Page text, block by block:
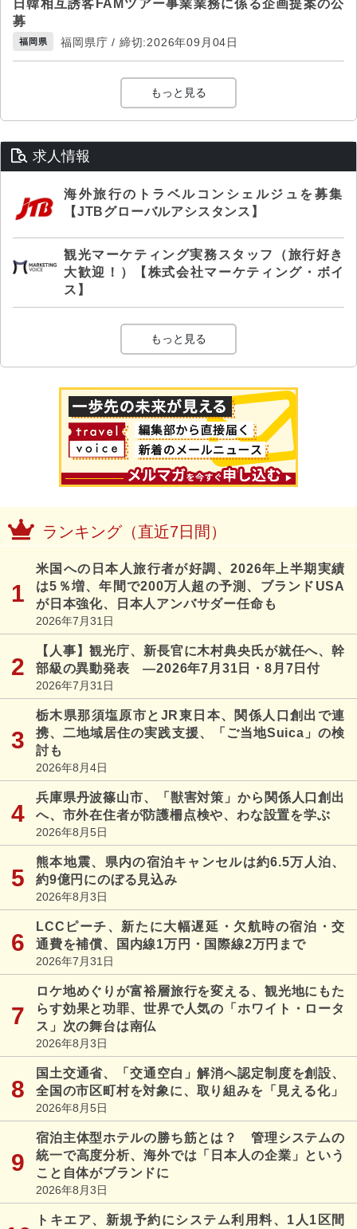
日韓相互誘客FAMツアー事業業務に係る企画提案の公
募
福岡県 福岡県庁 / 締切:2026年09月04日
もっと見る
求人情報
海外旅行のトラベルコンシェルジュを募集
【JTBグローバルアシスタンス】
観光マーケティング実務スタッフ（旅行好き
大歓迎！）【株式会社マーケティング・ボイ
ス】
もっと見る
ランキング（直近7日間）
米国への日本人旅行者が好調、2026年上半期実績
は5％増、年間で200万人超の予測、ブランドUSA
が日本強化、日本人アンバサダー任命も
2026年7月31日
【人事】観光庁、新長官に木村典央氏が就任へ、幹
部級の異動発表 ―2026年7月31日・8月7日付
2026年7月31日
栃木県那須塩原市とJR東日本、関係人口創出で連
携、二地域居住の実践支援、「ご当地Suica」の検
討も
2026年8月4日
兵庫県丹波篠山市、「獣害対策」から関係人口創出
へ、市外在住者が防護柵点検や、わな設置を学ぶ
2026年8月5日
熊本地震、県内の宿泊キャンセルは約6.5万人泊、
約9億円にのぼる見込み
2026年8月3日
LCCピーチ、新たに大幅遅延・欠航時の宿泊・交
通費を補償、国内線1万円・国際線2万円まで
2026年7月31日
ロケ地めぐりが富裕層旅行を変える、観光地にもた
らす効果と功罪、世界で人気の「ホワイト・ロータ
ス」次の舞台は南仏
2026年8月3日
国土交通省、「交通空白」解消へ認定制度を創設、
全国の市区町村を対象に、取り組みを「見える化」
2026年8月5日
宿泊主体型ホテルの勝ち筋とは？ 管理システムの
統一で高度分析、海外では「日本人の企業」という
こと自体がブランドに
2026年8月3日
トキエア、新規予約にシステム利用料、1人1区間